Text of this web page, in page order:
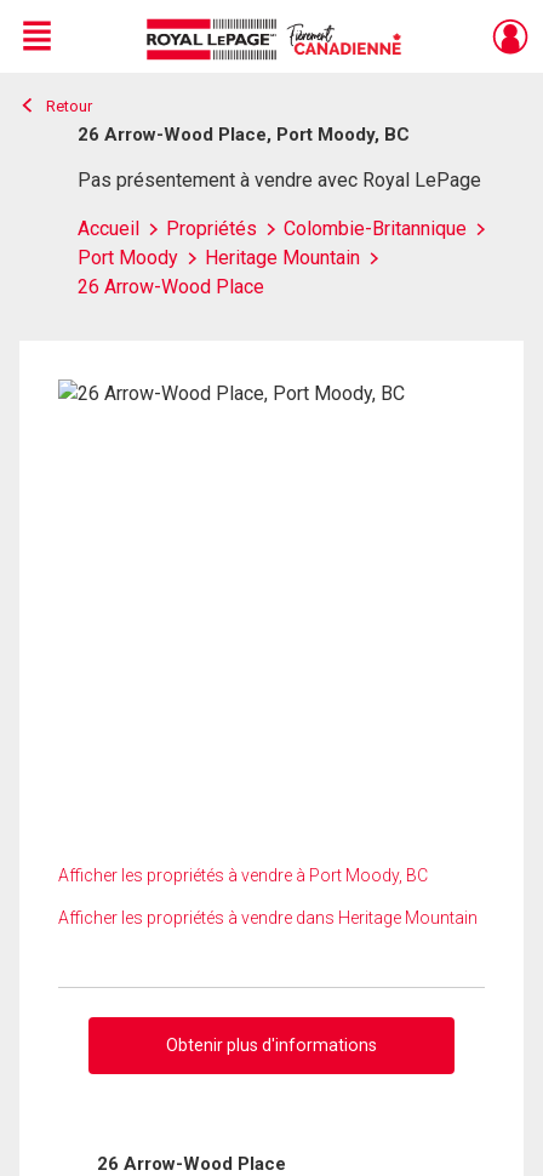
Live
En Direct
Menu
Retour
26 Arrow-Wood Place, Port Moody, BC
Pas présentement à vendre avec Royal LePage
Accueil Propriétés
Colombie-Britannique
Port Moody
Heritage Mountain
26 Arrow-Wood Place
Afficher les propriétés à vendre à Port Moody, BC
Afficher les propriétés à vendre dans Heritage Mountain
Obtenir plus d'informations
26 Arrow-Wood Place